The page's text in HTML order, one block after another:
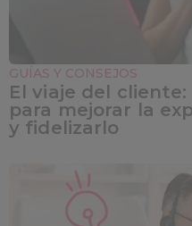
GUÍAS Y CONSEJOS
El viaje del
para mejorar la
y fidelizarlo